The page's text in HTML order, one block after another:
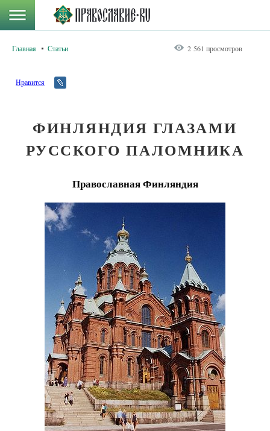
Главная Статьи 2 561 просмотров
Нравится
ФИНЛЯНДИЯ ГЛАЗАМИ
РУССКОГО ПАЛОМНИКА
Православная Финляндия